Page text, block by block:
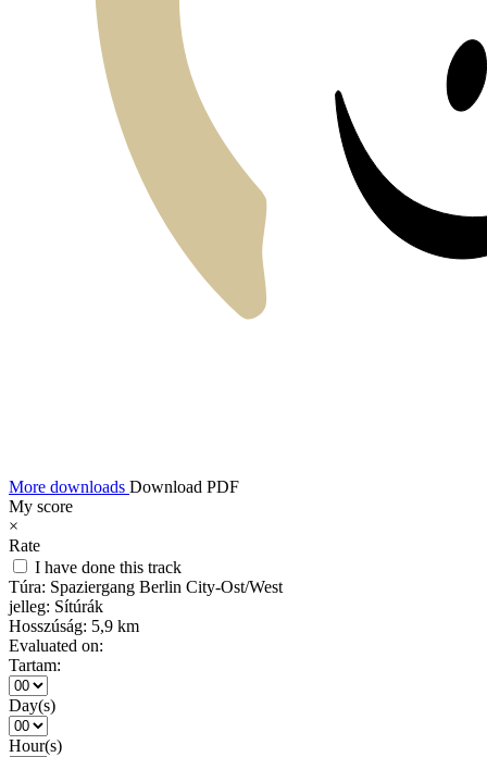
More downloads Download PDF
My score
×
Rate
I have done this track
Túra: Spaziergang Berlin City-Ost/West
jelleg: Sítúrák
Hosszúság: 5,9 km
Evaluated on:
Tartam:
Day(s)
Hour(s)